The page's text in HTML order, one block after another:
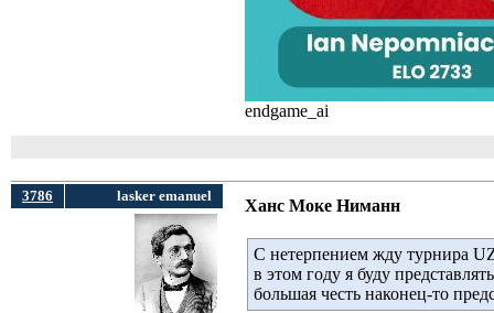
endgame_ai
3786 lasker emanuel
Ханс Моке Ниманн
С нетерпением жду турнира
в этом году я буду
большая честь наконец-то